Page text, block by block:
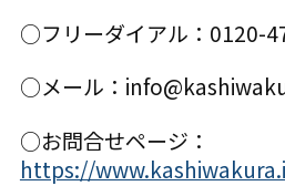
○フリーダイアル：0120-
○メール：
○お問合せページ：
https://